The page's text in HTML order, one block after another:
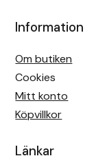
Information
Om butiken
Cookies
Mitt konto
Köpvillkor
Länkar